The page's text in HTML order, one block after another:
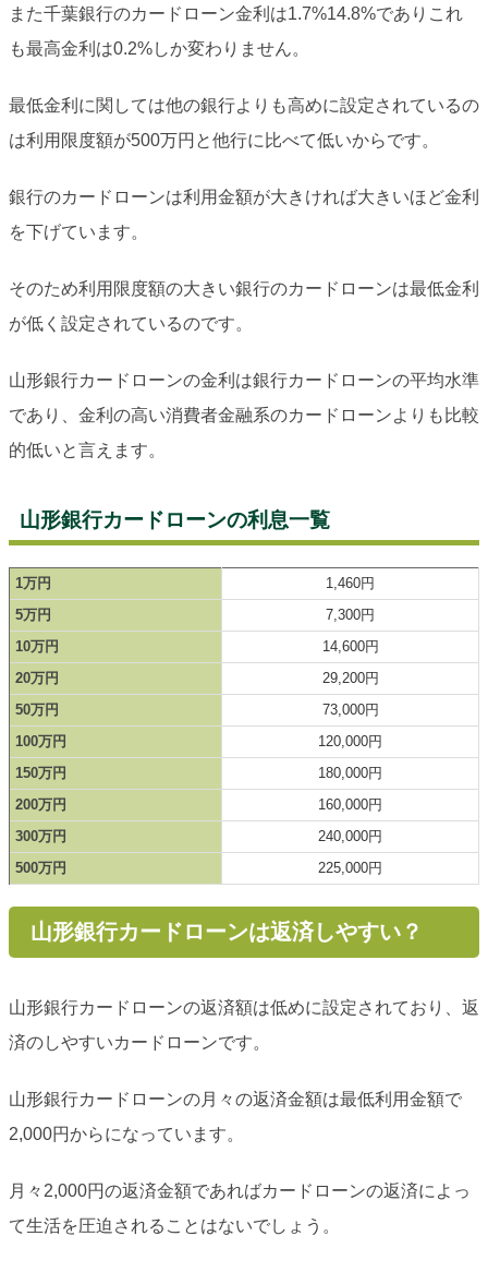
また千葉銀行のカードローン金利は1.7%14.8%でありこれ
も最高金利は0.2%しか変わりません。
最低金利に関しては他の銀行よりも高めに設定されているの
は利用限度額が500万円と他行に比べて低いからです。
銀行のカードローンは利用金額が大きければ大きいほど金利
を下げています。
そのため利用限度額の大きい銀行のカードローンは最低金利
が低く設定されているのです。
山形銀行カードローンの金利は銀行カードローンの平均水準
であり、金利の高い消費者金融系のカードローンよりも比較
的低いと言えます。
山形銀行カードローンの利息一覧
1万円
1,460円
5万円
7,300円
10万円
14,600円
20万円
29,200円
50万円
73,000円
100万円
120,000円
150万円
180,000円
200万円
160,000円
300万円
240,000円
500万円
225,000円
山形銀行カードローンは返済しやすい？
山形銀行カードローンの返済額は低めに設定されており、返
済のしやすいカードローンです。
山形銀行カードローンの月々の返済金額は最低利用金額で
2,000円からになっています。
月々2,000円の返済金額であればカードローンの返済によっ
て生活を圧迫されることはないでしょう。